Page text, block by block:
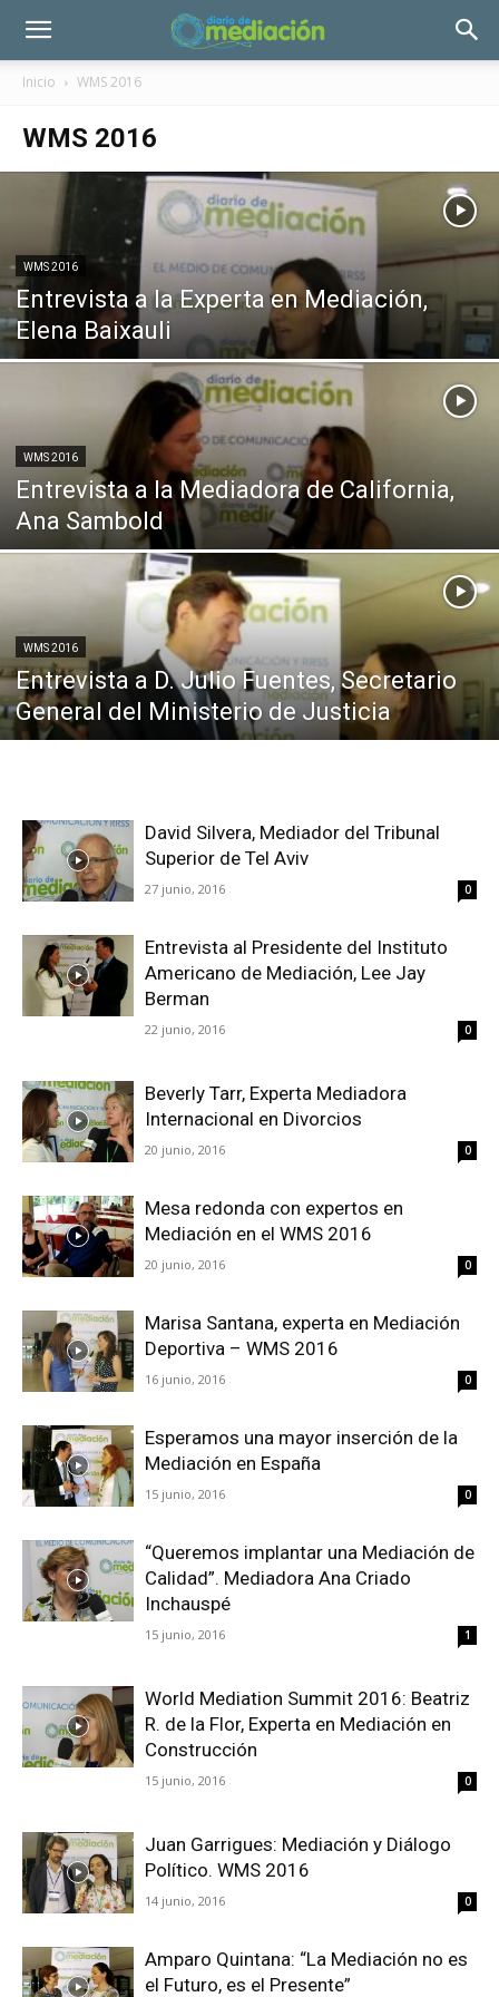
Inicio WMS 2016
WMS 2016
WMS 2016
Entrevista a la Experta en Mediación,
Elena Baixauli
WMS 2016
Entrevista a la Mediadora de California,
Ana Sambold
WMS 2016
Entrevista a D. Julio Fuentes, Secretario
General del Ministerio de Justicia
David Silvera, Mediador del Tribunal
Superior de Tel Aviv
27 junio, 2016 0
Entrevista al Presidente del Instituto
Americano de Mediación, Lee Jay
Berman
22 junio, 2016 0
Beverly Tarr, Experta Mediadora
Internacional en Divorcios
20 junio, 2016 0
Mesa redonda con expertos en
Mediación en el WMS 2016
20 junio, 2016 0
Marisa Santana, experta en Mediación
Deportiva – WMS 2016
16 junio, 2016 0
Esperamos una mayor inserción de la
Mediación en España
15 junio, 2016 0
“Queremos implantar una Mediación de
Calidad”. Mediadora Ana Criado
Inchauspé
15 junio, 2016 1
World Mediation Summit 2016: Beatriz
R. de la Flor, Experta en Mediación en
Construcción
15 junio, 2016 0
Juan Garrigues: Mediación y Diálogo
Político. WMS 2016
14 junio, 2016 0
Amparo Quintana: “La Mediación no es
el Futuro, es el Presente”